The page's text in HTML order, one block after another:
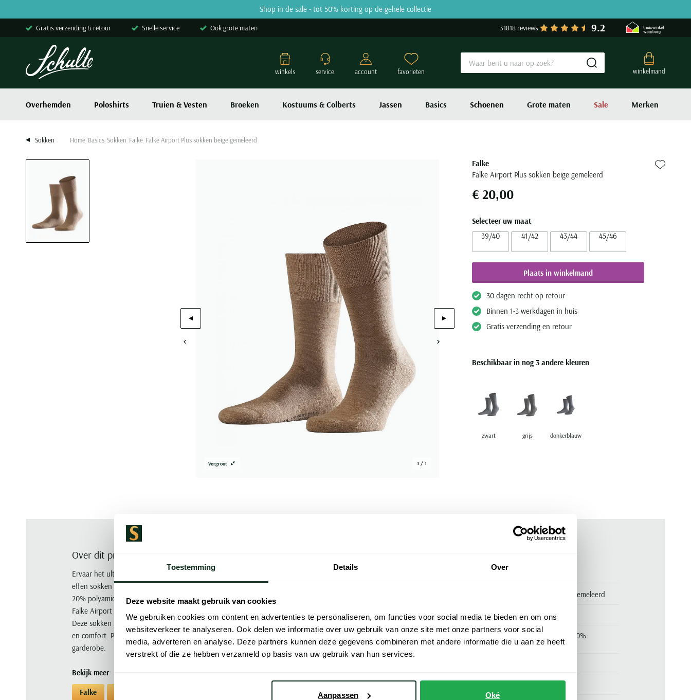
Toestemming Details Over
Deze website maakt gebruik van cookies
We gebruiken cookies om content en advertenties te personaliseren, om functies voor social media te bieden en om ons
websiteverkeer te analyseren. Ook delen we informatie over uw gebruik van onze site met onze partners voor social
media, adverteren en analyse. Deze partners kunnen deze gegevens combineren met andere informatie die u aan ze heeft
verstrekt of die ze hebben verzameld op basis van uw gebruik van hun services.
Aanpassen Oké
Shop in de sale - tot 50% korting op de gehele collectie
Gratis verzending & retour Snelle service Ook grote maten 31818 reviews 9.2
winkelmand
Submit search
Overhemden Poloshirts Truien & Vesten Broeken Kostuums & Colberts Jassen Basics Schoenen Grote maten Sale Merken
winkels service account favorieten
Sokken Home Basics Sokken Falke Falke Airport Plus sokken beige gemeleerd
Vergroot 1 / 1
Falke
Falke Airport Plus sokken beige gemeleerd
Zet bij
€ 20,00
Selecteer uw maat
39/40
41/42 43/44 45/46
Plaats in winkelmand
30 dagen recht op retour
Binnen 1-3 werkdagen in huis
Gratis verzending en retour
Beschikbaar in nog 3 andere kleuren
zwart grijs donkerblauw
Over dit product
Ervaar het ultieme comfort met de Falke Airport Plus sokken in beige gemeleerd. Deze tijdloze
effen sokken zijn vervaardigd uit een hoogwaardige mix van 53% scheerwol 27% katoen en
20% polyamide. Dit zorgt voor een uitstekende pasvorm en een aangenaam draagcomfort. De
Falke Airport Plus sokken zijn niet alleen warm en zacht maar ook duurzaam en ademend.
Deze sokken zijn een perfecte keuze voor de stijlbewuste man die waarde hecht aan kwaliteit
en comfort. Profiteer nu van de Falke sokken aanbieding en voeg deze must-have toe aan je
garderobe.
Bekijk meer
Falke
Falke Airport Plus sokken beige gemeleerd
Merk Falke
Materiaal 53% scheerwol, 27% katoen en 20%
polyamide
Leveranciers nr.